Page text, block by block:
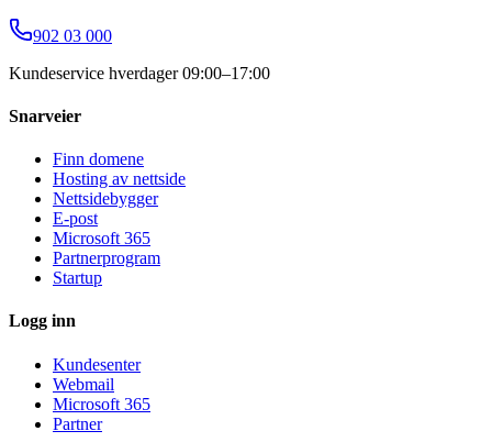
902 03 000
Kundeservice hverdager 09:00–17:00
Snarveier
Finn domene
Hosting av nettside
Nettsidebygger
E-post
Microsoft 365
Partnerprogram
Startup
Logg inn
Kundesenter
Webmail
Microsoft 365
Partner